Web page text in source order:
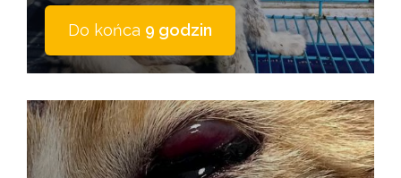
Do końca 9 godzin